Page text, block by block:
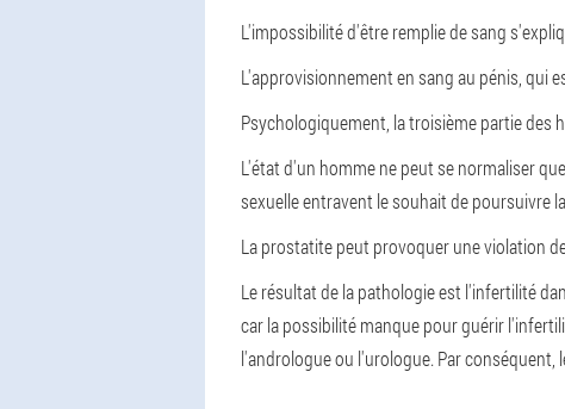
L'impossibilité d'être remplie de sang
L'approvisionnement en sang au pénis, qui
Psychologiquement, la troisième partie des
L'état d'un homme ne peut se normaliser
sexuelle entravent le souhait de poursuivre
La prostatite peut provoquer une violation
Le résultat de la pathologie est l'infertilité
car la possibilité manque pour guérir
l'andrologue ou l'urologue. Par conséquent,